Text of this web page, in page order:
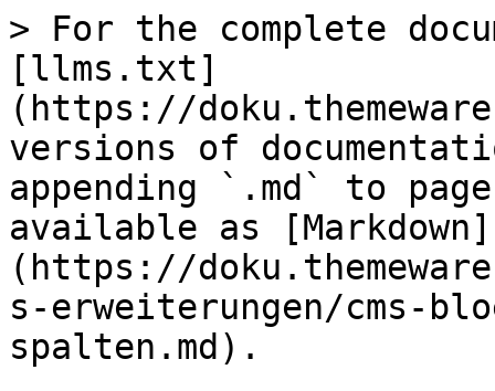
> For the complete
[llms.txt]
(https://
versions of
appending `.md` to
available as [Markdown]
(https://
s-erweiterungen/cms-
spalten.md).